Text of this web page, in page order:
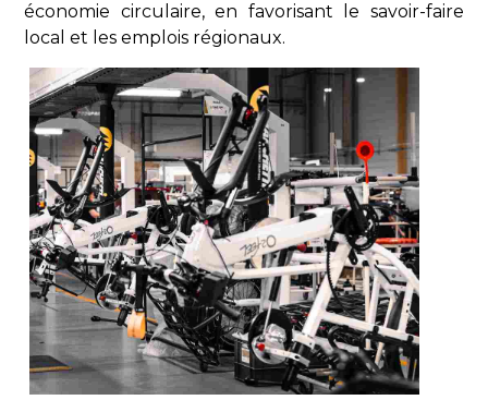
économie circulaire, en favorisant le savoir-faire
local et les emplois régionaux.